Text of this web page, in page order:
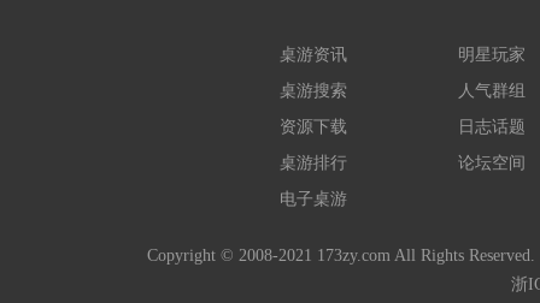
桌游资讯
桌游搜索
资源下载
桌游排行
电子桌游
明星玩家
人气群组
日志话题
论坛空间
Copyright © 2008-2021 173zy.com All Rights
浙